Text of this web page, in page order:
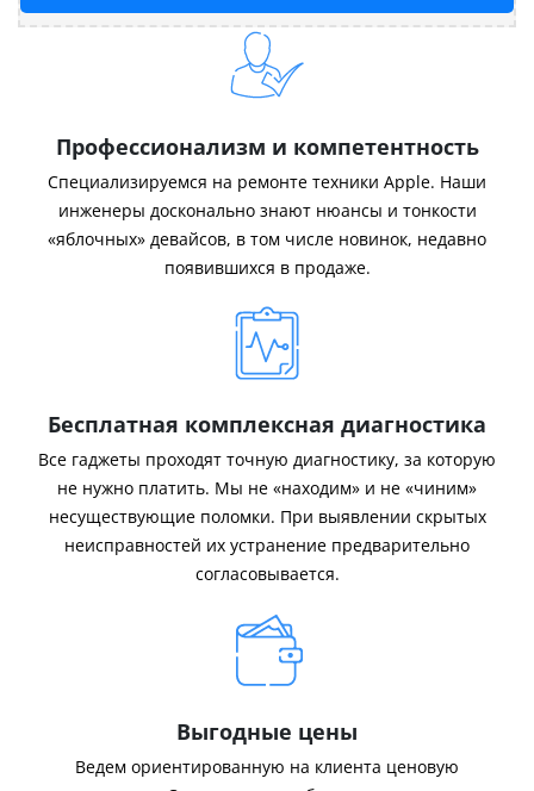
Профессионализм и компетентность
Специализируемся на ремонте техники Apple. Наши
инженеры досконально знают нюансы и тонкости
«яблочных» девайсов, в том числе новинок, недавно
появившихся в продаже.
Бесплатная комплексная диагностика
Все гаджеты проходят точную диагностику, за которую
не нужно платить. Мы не «находим» и не «чиним»
несуществующие поломки. При выявлении скрытых
неисправностей их устранение предварительно
согласовывается.
Выгодные цены
Ведем ориентированную на клиента ценовую